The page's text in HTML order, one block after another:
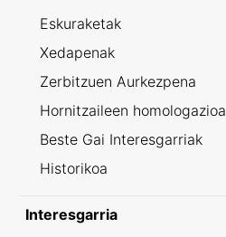
Eskuraketak
Xedapenak
Zerbitzuen Aurkezpena
Hornitzaileen homologazioa
Beste Gai Interesgarriak
Historikoa
Interesgarria